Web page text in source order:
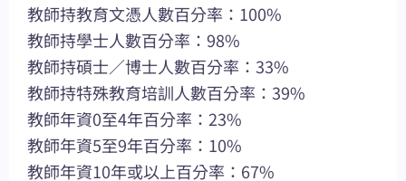
教師持教育文憑人數百分率：100%
教師持學士人數百分率：98%
教師持碩士／博士人數百分率：33%
教師持特殊教育培訓人數百分率：39%
教師年資0至4年百分率：23%
教師年資5至9年百分率：10%
教師年資10年或以上百分率：67%